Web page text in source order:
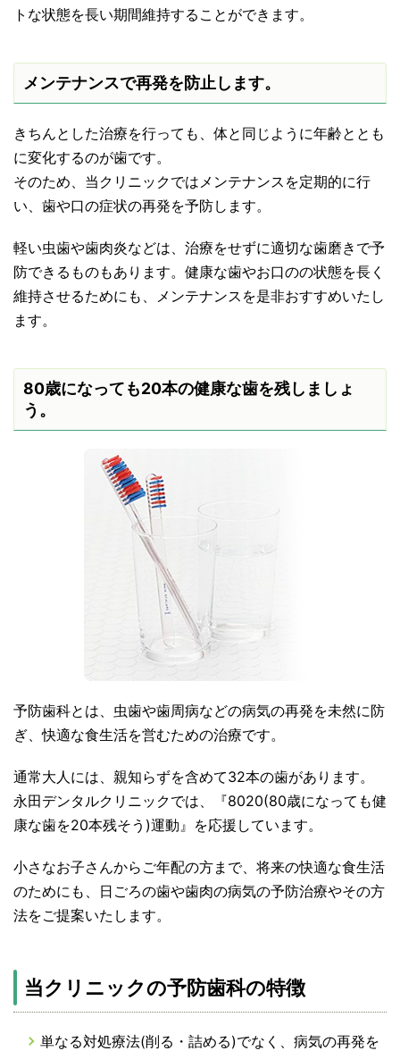
トな状態を長い期間維持することができます。
メンテナンスで再発を防止します。
きちんとした治療を行っても、体と同じように年齢ととも
に変化するのが歯です。
そのため、当クリニックではメンテナンスを定期的に行
い、歯や口の症状の再発を予防します。
軽い虫歯や歯肉炎などは、治療をせずに適切な歯磨きで予
防できるものもあります。健康な歯やお口のの状態を長く
維持させるためにも、メンテナンスを是非おすすめいたし
ます。
80歳になっても20本の健康な歯を残しましょ
う。
予防歯科とは、虫歯や歯周病などの病気の再発を未然に防
ぎ、快適な食生活を営むための治療です。
通常大人には、親知らずを含めて32本の歯があります。
永田デンタルクリニックでは、『8020(80歳になっても健
康な歯を20本残そう)運動』を応援しています。
小さなお子さんからご年配の方まで、将来の快適な食生活
のためにも、日ごろの歯や歯肉の病気の予防治療やその方
法をご提案いたします。
当クリニックの予防歯科の特徴
単なる対処療法(削る・詰める)でなく、病気の再発を